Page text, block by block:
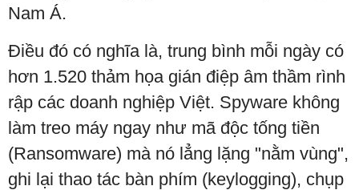
Nam Á.
Điều đó có nghĩa là, trung bình mỗi ngày có
hơn 1.520 thảm họa gián điệp âm thầm rình
rập các doanh nghiệp Việt. Spyware không
làm treo máy ngay như mã độc tống tiền
(Ransomware) mà nó lẳng lặng "nằm vùng",
ghi lại thao tác bàn phím (keylogging), chụp